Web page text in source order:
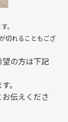
。
切れることもござ
の方は下記
。
伝えくださ